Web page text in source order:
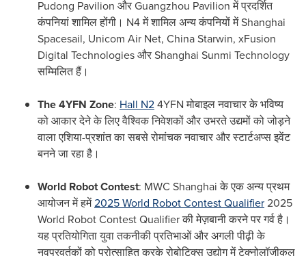
Pudong Pavilion और Guangzhou Pavilion में प्रदर्शित
कंपनियां शामिल होंगी। N4 में शामिल अन्य कंपनियों में Shanghai
Spacesail, Unicom Air Net, China Starwin, xFusion
Digital Technologies और Shanghai Sunmi Technology
सम्मिलित हैं।
The 4YFN Zone: Hall N24YFN मोबाइल नवाचार के भविष्य
को आकार देने के लिए वैश्विक निवेशकों और उभरते उद्यमों को जोड़ने
वाला एशिया-प्रशांत का सबसे रोमांचक नवाचार और स्टार्टअप्स इवेंट
बनने जा रहा है।
World Robot Contest: MWC Shanghai के एक अन्य प्रथम
आयोजन में हमें2025 World Robot Contest Qualifier2025
World Robot Contest Qualifier की मेज़बानी करने पर गर्व है।
यह प्रतियोगिता युवा तकनीकी प्रतिभाओं और अगली पीढ़ी के
नवप्रवर्तकों को प्रोत्साहित करके रोबोटिक्स उद्योग में टेक्नोलॉजीकल